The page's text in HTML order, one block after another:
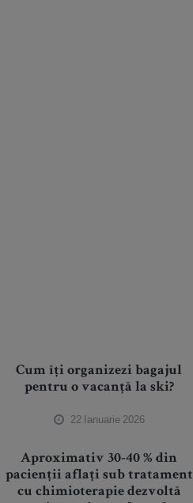
Cum îți organizezi bagajul
pentru o vacanță la ski?
22 Ianuarie 2026
Aproximativ 30-40 % din
pacienții aflați sub tratament
cu chimioterapie dezvoltă